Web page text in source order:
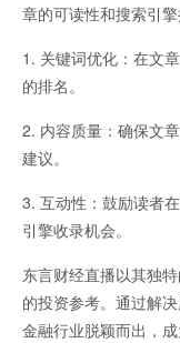
章的可读性和搜索引
1. 关键词优化：在文
的排名。
2. 内容质量：确保文
建议。
3. 互动性：鼓励读者
引擎收录机会。
东言财经直播以其独
的投资参考。通过解
金融行业脱颖而出，